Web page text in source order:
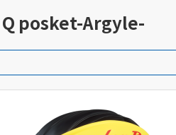
posket-Argyle-